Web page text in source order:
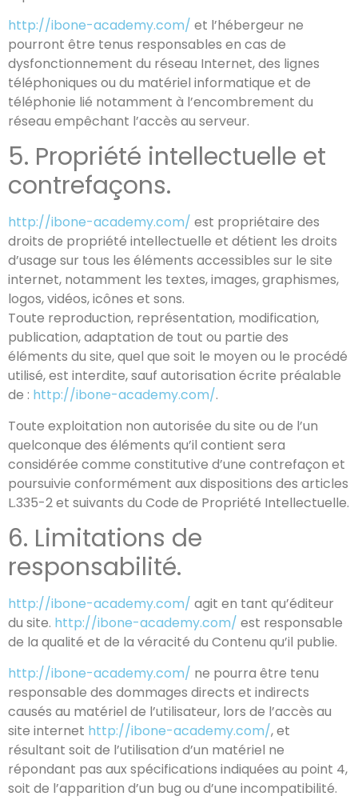
http://ibone-academy.com/ et l’hébergeur ne
pourront être tenus responsables en cas de
dysfonctionnement du réseau Internet, des lignes
téléphoniques ou du matériel informatique et de
téléphonie lié notamment à l’encombrement du
réseau empêchant l’accès au serveur.
5. Propriété intellectuelle et
contrefaçons.
http://ibone-academy.com/ est propriétaire des
droits de propriété intellectuelle et détient les droits
d’usage sur tous les éléments accessibles sur le site
internet, notamment les textes, images, graphismes,
logos, vidéos, icônes et sons.
Toute reproduction, représentation, modification,
publication, adaptation de tout ou partie des
éléments du site, quel que soit le moyen ou le procédé
utilisé, est interdite, sauf autorisation écrite préalable
de : http://ibone-academy.com/.
Toute exploitation non autorisée du site ou de l’un
quelconque des éléments qu’il contient sera
considérée comme constitutive d’une contrefaçon et
poursuivie conformément aux dispositions des articles
L.335-2 et suivants du Code de Propriété Intellectuelle.
6. Limitations de
responsabilité.
http://ibone-academy.com/ agit en tant qu’éditeur
du site. http://ibone-academy.com/ est responsable
de la qualité et de la véracité du Contenu qu’il publie.
http://ibone-academy.com/ ne pourra être tenu
responsable des dommages directs et indirects
causés au matériel de l’utilisateur, lors de l’accès au
site internet http://ibone-academy.com/, et
résultant soit de l’utilisation d’un matériel ne
répondant pas aux spécifications indiquées au point 4,
soit de l’apparition d’un bug ou d’une incompatibilité.